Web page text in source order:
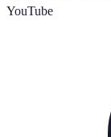
YouTube